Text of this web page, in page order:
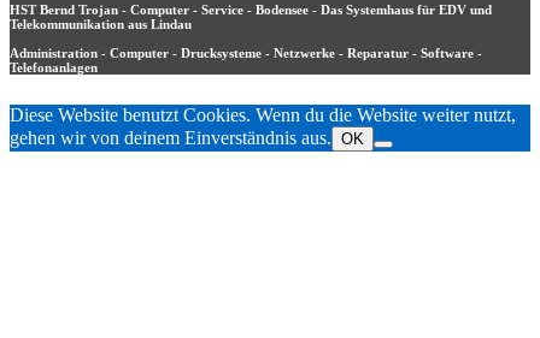
HST Bernd Trojan - Computer - Service - Bodensee - Das Systemhaus für EDV und
Telekommunikation aus Lindau
Administration - Computer - Drucksysteme - Netzwerke - Reparatur - Software -
Telefonanlagen
Diese Website benutzt Cookies. Wenn du die Website weiter nutzt,
gehen wir von deinem Einverständnis aus. OK